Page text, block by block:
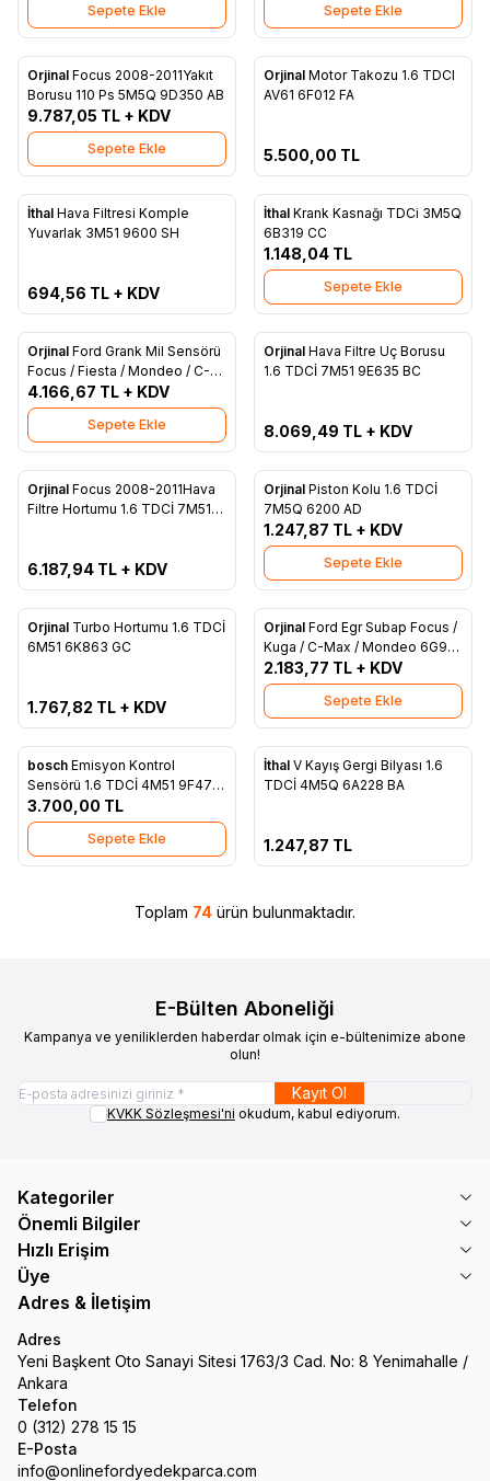
Sepete Ekle Sepete Ekle
Favorilere Ekle
Orjinal Focus 2008-2011Yakıt
Borusu 110 Ps 5M5Q 9D350 AB
9.787,05 TL + KDV
Sepete Ekle
Favorilere Ekle
Tükendi
Orjinal Motor Takozu 1.6 TDCI
AV61 6F012 FA
5.500,00 TL
Favorilere Ekle
İthal Hava Filtresi Komple
Yuvarlak 3M51 9600 SH
694,56 TL + KDV
Favorilere Ekle
İthal Krank Kasnağı TDCi 3M5Q
6B319 CC
1.148,04 TL
Sepete Ekle
Favorilere Ekle
Orjinal Ford Grank Mil Sensörü
Focus / Fiesta / Mondeo / C-
Max 1.6 TDCİ 8S6Q 9E731 AA
4.166,67 TL + KDV
Sepete Ekle
Favorilere Ekle
Tükendi
Orjinal Hava Filtre Uç Borusu
1.6 TDCİ 7M51 9E635 BC
8.069,49 TL + KDV
Favorilere Ekle
Orjinal Focus 2008-2011Hava
Filtre Hortumu 1.6 TDCİ 7M51
6.187,94 TL + KDV
Favorilere Ekle
Orjinal Piston Kolu 1.6 TDCİ
7M5Q 6200 AD
1.247,87 TL + KDV
Sepete Ekle
Favorilere Ekle
Orjinal Turbo Hortumu 1.6 TDCİ
6M51 6K863 GC
1.767,82 TL + KDV
Favorilere Ekle
Orjinal Ford Egr Subap Focus /
Kuga / C-Max / Mondeo 6G9Q
9E882 CA
2.183,77 TL + KDV
Sepete Ekle
Favorilere Ekle
bosch Emisyon Kontrol
Sensörü 1.6 TDCİ 4M51 9F479
AA
3.700,00 TL
Sepete Ekle
Favorilere Ekle
Tükendi
İthal V Kayış Gergi Bilyası 1.6
TDCİ 4M5Q 6A228 BA
1.247,87 TL
Toplam 74 ürün bulunmaktadır.
E-Bülten Aboneliği
Kampanya ve yeniliklerden haberdar olmak için e-bültenimize abone
olun!
Kayıt Ol
KVKK Sözleşmesi'ni okudum, kabul ediyorum.
Kategoriler
Önemli Bilgiler
Hızlı Erişim
Üye
Adres & İletişim
Adres
Yeni Başkent Oto Sanayi Sitesi 1763/3 Cad. No: 8 Yenimahalle /
Ankara
Telefon
0 (312) 278 15 15
E-Posta
info@onlinefordyedekparca.com